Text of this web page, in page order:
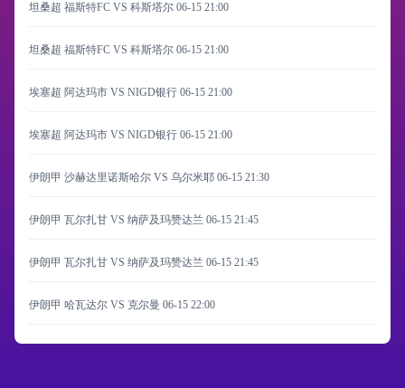
坦桑超 福斯特FC VS 科斯塔尔 06-15 21:00
坦桑超 福斯特FC VS 科斯塔尔 06-15 21:00
埃塞超 阿达玛市 VS NIGD银行 06-15 21:00
埃塞超 阿达玛市 VS NIGD银行 06-15 21:00
伊朗甲 沙赫达里诺斯哈尔 VS 乌尔米耶 06-15 21:30
伊朗甲 瓦尔扎甘 VS 纳萨及玛赞达兰 06-15 21:45
伊朗甲 瓦尔扎甘 VS 纳萨及玛赞达兰 06-15 21:45
伊朗甲 哈瓦达尔 VS 克尔曼 06-15 22:00